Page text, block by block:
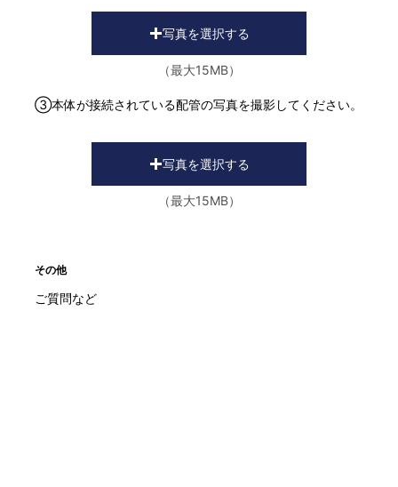
写真を選択する
（最大15MB）
③本体が接続されている配管の写真を撮影してください。
写真を選択する
（最大15MB）
その他
ご質問など